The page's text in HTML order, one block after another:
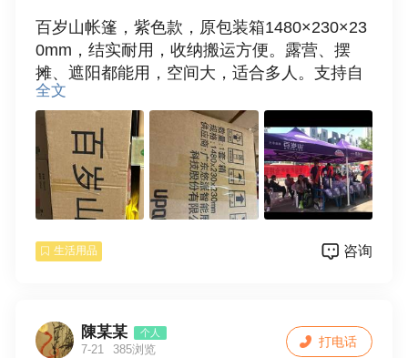
百岁山帐篷，紫色款，原包装箱1480×230×23
0mm，结实耐用，收纳搬运方便。露营、摆
摊、遮阳都能用，空间大，适合多人。支持自
提，100元
全文
生活用品 咨询
陳某某 个人
7-21 385浏览
打电话